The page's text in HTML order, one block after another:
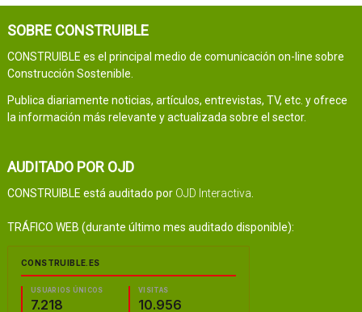
SOBRE CONSTRUIBLE
CONSTRUIBLE es el principal medio de comunicación on-line sobre
Construcción Sostenible.
Publica diariamente noticias, artículos, entrevistas, TV, etc. y ofrece
la información más relevante y actualizada sobre el sector.
AUDITADO POR OJD
CONSTRUIBLE está auditado por OJD Interactiva.
TRÁFICO WEB (durante último mes auditado disponible):